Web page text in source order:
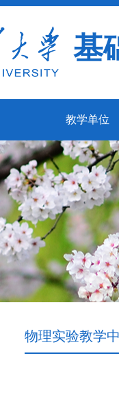
基
教学单位
物理实验教学